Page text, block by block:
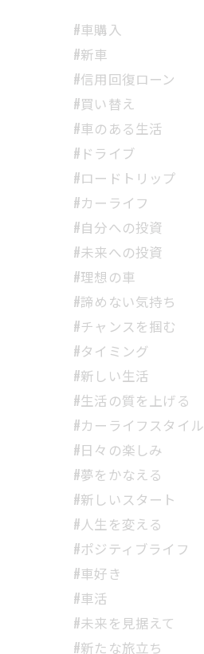
#車購入
#新車
#信用回復ローン
#買い替え
#車のある生活
#ドライブ
#ロードトリップ
#カーライフ
#自分への投資
#未来への投資
#理想の車
#諦めない気持ち
#チャンスを掴む
#タイミング
#新しい生活
#生活の質を上げる
#カーライフスタイル
#日々の楽しみ
#夢をかなえる
#新しいスタート
#人生を変える
#ポジティブライフ
#車好き
#車活
#未来を見据えて
#新たな旅立ち